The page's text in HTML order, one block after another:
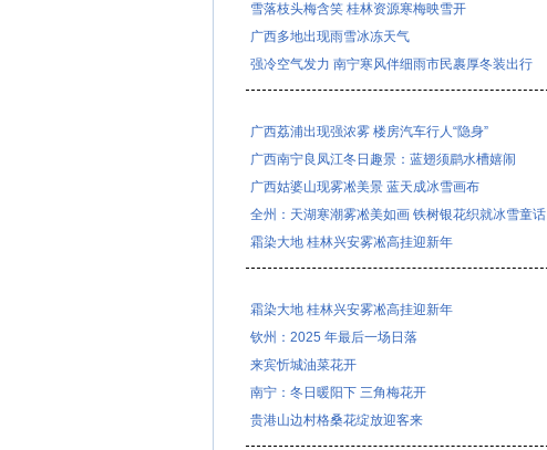
雪落枝头梅含笑 桂林资源寒梅映雪开
广西多地出现雨雪冰冻天气
强冷空气发力 南宁寒风伴细雨市民裹厚冬装出行
广西荔浦出现强浓雾 楼房汽车行人“隐身”
广西南宁良凤江冬日趣景：蓝翅须鹛水槽嬉闹
广西姑婆山现雾凇美景 蓝天成冰雪画布
全州：天湖寒潮雾凇美如画 铁树银花织就冰雪童话
霜染大地 桂林兴安雾凇高挂迎新年
霜染大地 桂林兴安雾凇高挂迎新年
钦州：2025 年最后一场日落
来宾忻城油菜花开
南宁：冬日暖阳下 三角梅花开
贵港山边村格桑花绽放迎客来